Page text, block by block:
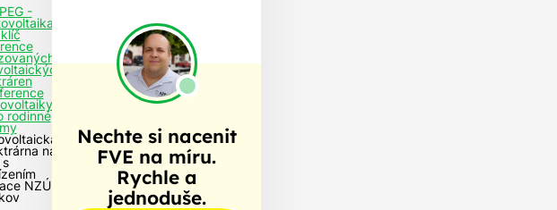
-
rodinné
na
NZÚ-
Nechte si nacenit
FVE na míru.
Rychle a
jednoduše.